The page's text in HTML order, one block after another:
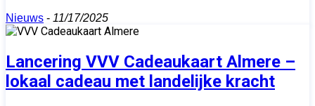
Nieuws - 11/17/2025
Lancering VVV Cadeaukaart Almere –
lokaal cadeau met landelijke kracht